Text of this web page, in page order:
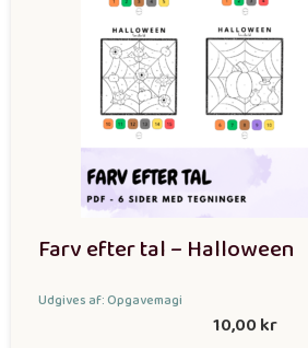
Farv efter tal – Halloween
Udgives af: Opgavemagi
10,00kr